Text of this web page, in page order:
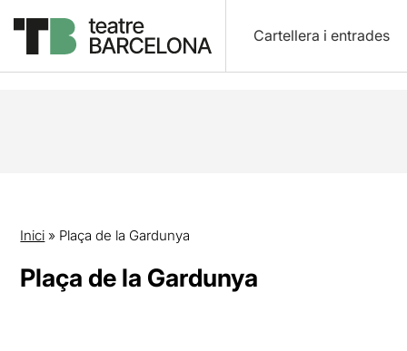
Cartellera i entrades
Inici » Plaça de la Gardunya
Plaça de la Gardunya